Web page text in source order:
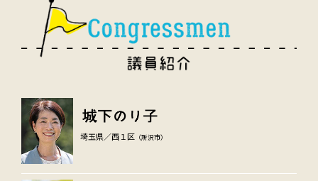
埼玉県／西１区 （所沢市）